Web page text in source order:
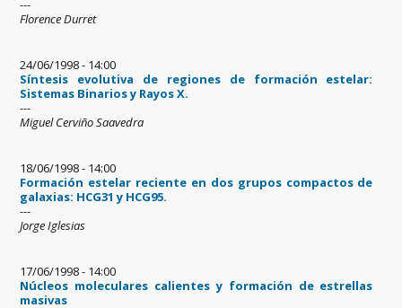
---
Florence Durret
24/06/1998 - 14:00
Síntesis evolutiva de regiones de formación estelar:
Sistemas Binarios y Rayos X.
---
Miguel Cerviño Saavedra
18/06/1998 - 14:00
Formación estelar reciente en dos grupos compactos de
galaxias: HCG31 y HCG95.
---
Jorge Iglesias
17/06/1998 - 14:00
Núcleos moleculares calientes y formación de estrellas
masivas